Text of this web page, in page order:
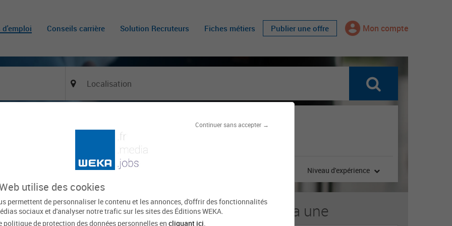
Continuer sans accepter →
utilise des cookies
permettent de personnaliser le contenu et les annonces, d'offrir des fonctionnalités
sociaux et d'analyser notre trafic sur les sites des Éditions WEKA.
politique de protection des données personnelles en cliquant ici
d'emploi Conseils carrière Solution Recruteurs Fiches métiers Publier une offre Mon compte
Filière Niveau d'expérience
trouvées Les offres à la une